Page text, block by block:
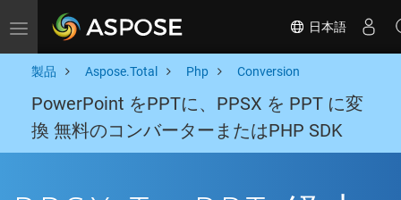
Toggle navigation 日本語
製品 Aspose.Total Php Conversion
PowerPoint をPPTに、PPSX を PPT に変
換 無料のコンバーターまたはPHP SDK